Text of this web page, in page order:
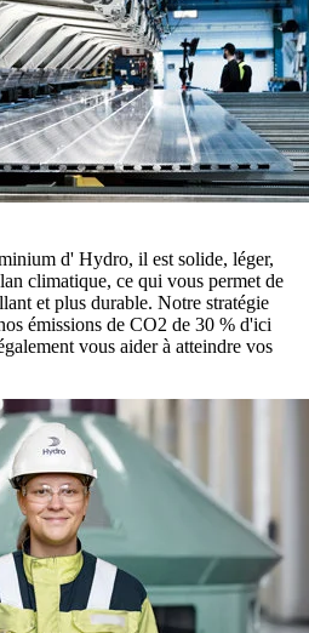
d' Hydro, il est solide, léger,
climatique, ce qui vous permet de
et plus durable. Notre stratégie
émissions de CO2 de 30 % d'ici
vous aider à atteindre vos